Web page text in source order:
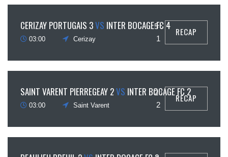
CERIZAY PORTUGAIS 3VS INTER BOCAGE FC 4
03:00 Cerizay
5 :
1
RECAP
SAINT VARENT PIERREGEAY 2VS INTER BOCAGE FC 2
03:00 Saint Varent
2 :
2
RECAP